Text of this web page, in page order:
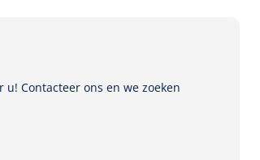
Contacteer ons en we zoeken